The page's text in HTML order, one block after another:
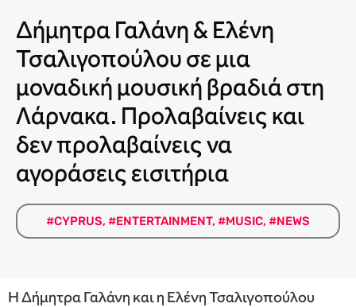
Δήμητρα Γαλάνη & Ελένη
Τσαλιγοπούλου σε μια
μοναδική μουσική βραδιά στη
Λάρνακα. Προλαβαίνεις και
δεν προλαβαίνεις να
αγοράσεις εισιτήρια
#CYPRUS, #ENTERTAINMENT, #MUSIC, #NEWS
Η Δήμητρα Γαλάνη και η Ελένη Τσαλιγοπούλου